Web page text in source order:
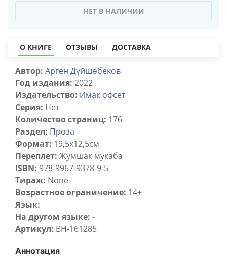
НЕТ В НАЛИЧИИ
О КНИГЕ ОТЗЫВЫ ДОСТАВКА
Автор: Арген Дүйшөбеков
Год издания: 2022
Издательство: Имак офсет
Серия: Нет
Количество страниц: 176
Раздел: Проза
Формат: 19,5х12,5см
Переплет: Жумшак мукаба
ISBN: 978-9967-9378-9-5
Тираж: None
Возрастное ограничение: 14+
Язык:
На другом языке: -
Артикул: BH-161285
Аннотация